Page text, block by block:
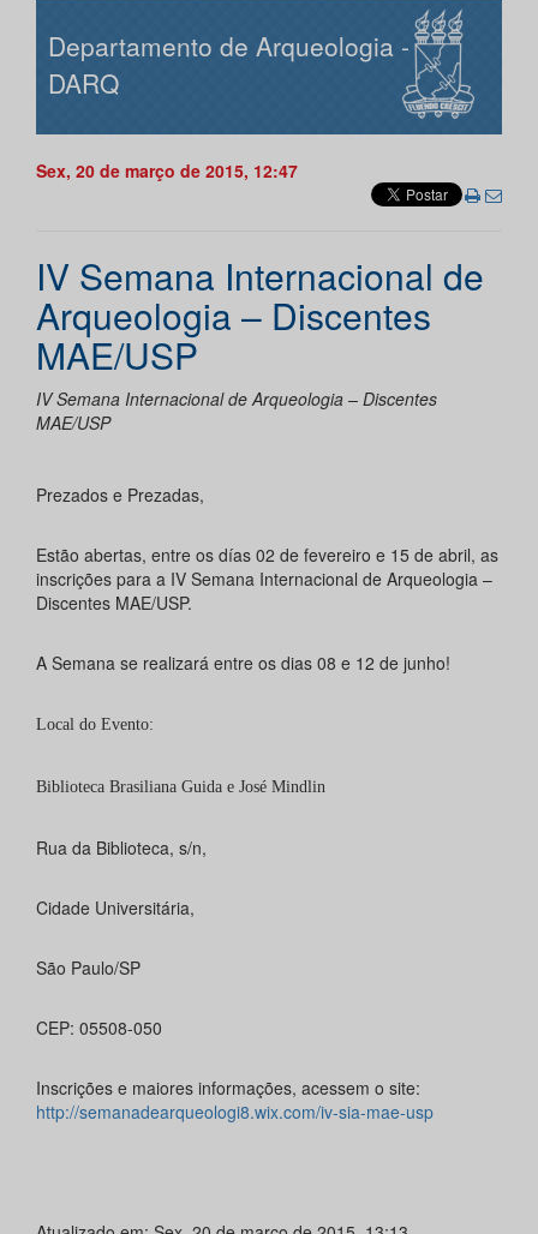
Departamento de Arqueologia -
DARQ
Sex, 20 de março de 2015, 12:47
IV Semana Internacional de
Arqueologia – Discentes
MAE/USP
IV Semana Internacional de Arqueologia – Discentes
MAE/USP
Prezados e Prezadas,
Estão abertas, entre os días 02 de fevereiro e 15 de abril, as
inscrições para a IV Semana Internacional de Arqueologia –
Discentes MAE/USP.
A Semana se realizará entre os dias 08 e 12 de junho!
Local do Evento:
Biblioteca Brasiliana Guida e José Mindlin
Rua da Biblioteca, s/n,
Cidade Universitária,
São Paulo/SP
CEP: 05508-050
Inscrições e maiores informações, acessem o site:
http://semanadearqueologi8.wix.com/iv-sia-mae-usp